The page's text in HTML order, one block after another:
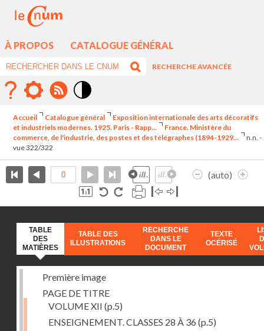
À PROPOS CATALOGUE GÉNÉRAL
RECHERCHE AVANCÉE
élévé
Accueil Catalogue général
Exposition internationale des arts décoratifs
et industriels modernes. 1925. Paris - Rapp...
France. Ministère du
commerce, de l'industrie, des postes et des télégraphes (1894-1929...
n.n. -
vue 322/322
(auto)
TABLE
DES
MATIÈRES
TABLE DES
ILLUSTRATIONS
RECHERCHE
DANS LE
DOCUMENT
TEXTE
OCÉRISÉ
Première image
PAGE DE TITRE
VOLUME XII (p.5)
ENSEIGNEMENT. CLASSES 28 À 36 (p.5)